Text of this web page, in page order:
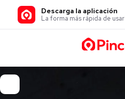
Descarga la aplicación
La forma más rápida de